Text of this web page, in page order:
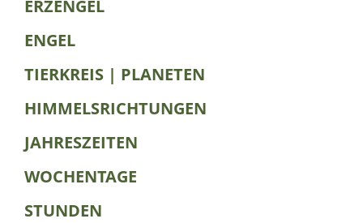
ERZENGEL
ENGEL
TIERKREIS | PLANETEN
HIMMELSRICHTUNGEN
JAHRESZEITEN
WOCHENTAGE
STUNDEN